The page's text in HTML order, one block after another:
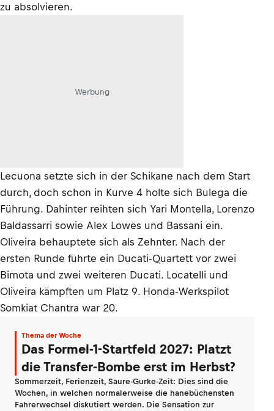
zu absolvieren.
Werbung
Lecuona setzte sich in der Schikane nach dem Start
durch, doch schon in Kurve 4 holte sich Bulega die
Führung. Dahinter reihten sich Yari Montella, Lorenzo
Baldassarri sowie Alex Lowes und Bassani ein.
Oliveira behauptete sich als Zehnter. Nach der
ersten Runde führte ein Ducati-Quartett vor zwei
Bimota und zwei weiteren Ducati. Locatelli und
Oliveira kämpften um Platz 9. Honda-Werkspilot
Somkiat Chantra war 20.
Thema der Woche
Das Formel-1-Startfeld 2027: Platzt
die Transfer-Bombe erst im Herbst?
Sommerzeit, Ferienzeit, Saure-Gurke-Zeit: Dies sind die
Wochen, in welchen normalerweise die hanebüchensten
Fahrerwechsel diskutiert werden. Die Sensation zur